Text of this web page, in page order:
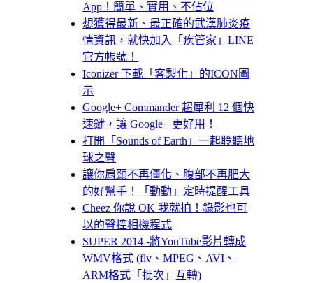
App！簡單、實用、不佔位
想獲得最新、最正確的武漢肺炎疫
情資訊，就快加入「疾管家」LINE
官方帳號！
Iconizer 下載「客製化」的ICON圖
示
Google+ Commander 超犀利 12 個快
速鍵，讓 Google+ 更好用！
打開「Sounds of Earth」一起聆聽地
球之聲
讓你肩頸不再僵化、腹部不再肥大
的好幫手！「動動」定時提醒工具
Cheez 你說 OK 我就拍！錄影也可
以的聲控相機程式
SUPER 2014 -將YouTube影片轉成
WMV格式 (flv、MPEG、AVI、
ARM格式「批次」互轉)